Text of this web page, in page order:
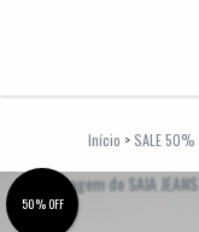
Início > SALE 50%
50% OFF